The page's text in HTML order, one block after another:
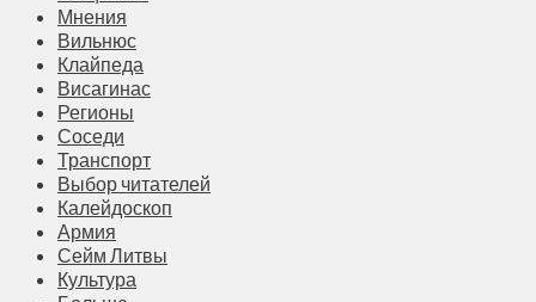
Мнения
Вильнюс
Клайпеда
Висагинас
Регионы
Соседи
Транспорт
Выбор читателей
Калейдоскоп
Армия
Сейм Литвы
Культура